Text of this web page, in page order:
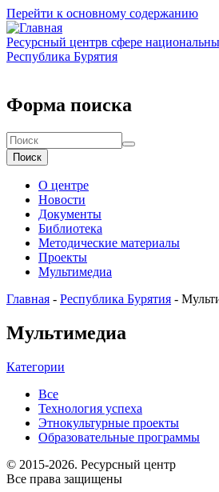
Перейти к основному содержанию
Ресурсный центрв сфере
Республика Бурятия
Форма поиска
Поиск
О центре
Новости
Документы
Библиотека
Методические материалы
Проекты
Мультимедиа
Главная - Республика Бурятия -
Мультимедиа
Категории
Все
Технология успеха
Этнокультурные проекты
Образовательные программы
© 2015-2026. Ресурсный центр
Все права защищены